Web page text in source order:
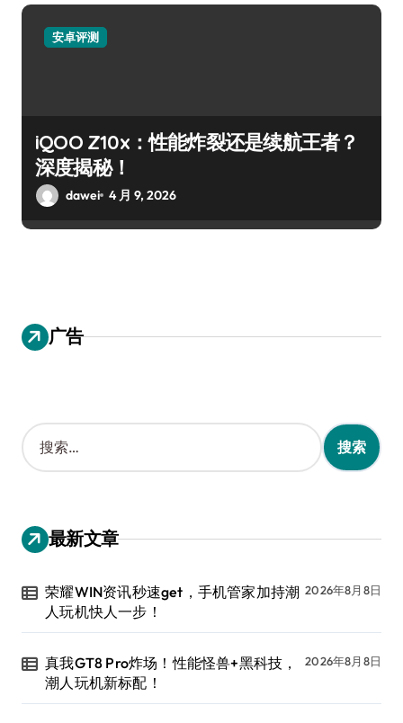
安卓评测
iQOO Z10x：性能炸裂还是续航王者？
深度揭秘！
dawei 4 月 9, 2026
广告
搜
索
：
最新文章
荣耀WIN资讯秒速get，手机管家加持潮
人玩机快人一步！
2026年8月8日
真我GT8 Pro炸场！性能怪兽+黑科技，
潮人玩机新标配！
2026年8月8日